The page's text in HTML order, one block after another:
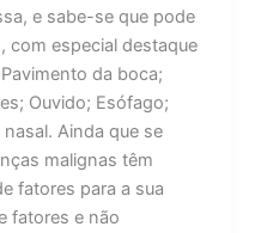
e sabe-se que pode
com especial destaque
da boca;
Ouvido; Esófago;
Ainda que se
malignas têm
fatores para a sua
fatores e não